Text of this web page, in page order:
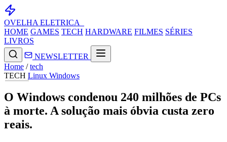
OVELHA ELETRICA_
HOME GAMES TECH HARDWARE FILMES SÉRIES
LIVROS
NEWSLETTER
Home / tech
TECH Linux Windows
O Windows condenou 240 milhões de PCs
à morte. A solução mais óbvia custa zero
reais.